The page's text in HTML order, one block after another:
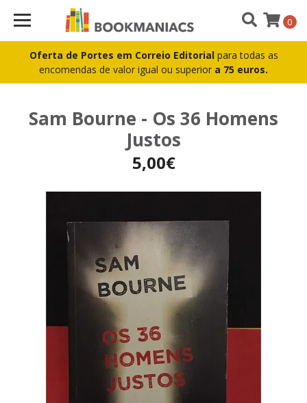
Oferta de Portes em Correio Editorial para todas as
encomendas de valor igual ou superior a 75 euros.
0
Sam Bourne - Os 36 Homens
Justos
5,00€